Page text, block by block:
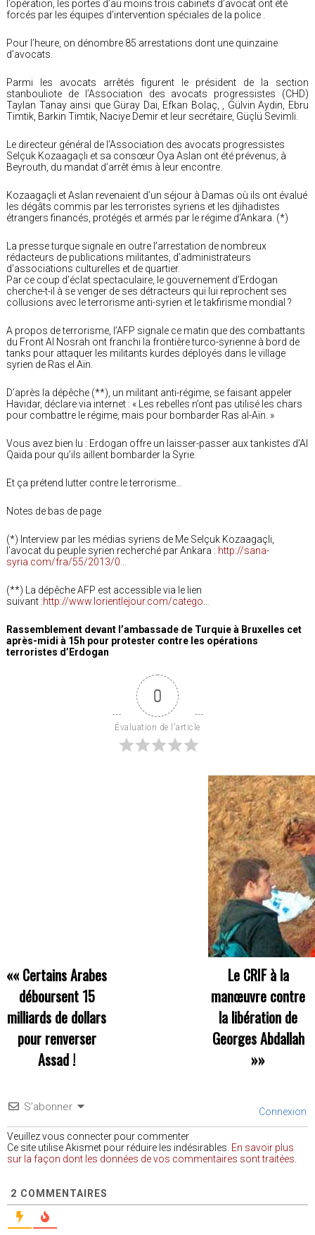
l’opération, les portes d’au moins trois cabinets d’avocat ont été
forcés par les équipes d’intervention spéciales de la police .
Pour l’heure, on dénombre 85 arrestations dont une quinzaine
d’avocats.
Parmi les avocats arrêtés figurent le président de la section
stanbouliote de l’Association des avocats progressistes (CHD)
Taylan Tanay ainsi que Güray Dai, Efkan Bolaç, , Gülvin Aydin, Ebru
Timtik, Barkin Timtik, Naciye Demir et leur secrétaire, Güçlü Sevimli.
Le directeur général de l’Association des avocats progressistes
Selçuk Kozaagaçli et sa consœur Oya Aslan ont été prévenus, à
Beyrouth, du mandat d’arrêt émis à leur encontre.
Kozaagaçli et Aslan revenaient d’un séjour à Damas où ils ont évalué
les dégâts commis par les terroristes syriens et les djihadistes
étrangers financés, protégés et armés par le régime d’Ankara. (*)
La presse turque signale en outre l’arrestation de nombreux
rédacteurs de publications militantes, d’administrateurs
d’associations culturelles et de quartier.
Par ce coup d’éclat spectaculaire, le gouvernement d’Erdogan
cherche-t-il à se venger de ses détracteurs qui lui reprochent ses
collusions avec le terrorisme anti-syrien et le takfirisme mondial ?
A propos de terrorisme, l’AFP signale ce matin que des combattants
du Front Al Nosrah ont franchi la frontière turco-syrienne à bord de
tanks pour attaquer les militants kurdes déployés dans le village
syrien de Ras el Aïn.
D’après la dépêche (**), un militant anti-régime, se faisant appeler
Havidar, déclare via internet : « Les rebelles n’ont pas utilisé les chars
pour combattre le régime, mais pour bombarder Ras al-Aïn. »
Vous avez bien lu : Erdogan offre un laisser-passer aux tankistes d’Al
Qaïda pour qu’ils aillent bombarder la Syrie.
Et ça prétend lutter contre le terrorisme…
Notes de bas de page
(*) Interview par les médias syriens de Me Selçuk Kozaagaçli,
l’avocat du peuple syrien recherché par Ankara : http://sana-
syria.com/fra/55/2013/0…
(**) La dépêche AFP est accessible via le lien
suivant :http://www.lorientlejour.com/catego…
Rassemblement devant l’ambassade de Turquie à Bruxelles cet
après-midi à 15h pour protester contre les opérations
terroristes d’Erdogan
0
Évaluation de l'article
«« Certains Arabes
déboursent 15
milliards de dollars
pour renverser
Assad !
Le CRIF à la
manœuvre contre
la libération de
Georges Abdallah
»»
S’abonner Connexion
Veuillez vous connecter pour commenter
Ce site utilise Akismet pour réduire les indésirables. En savoir plus
sur la façon dont les données de vos commentaires sont traitées
2 COMMENTAIRES